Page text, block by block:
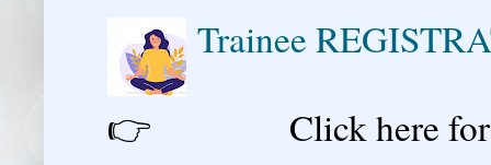
Trainee
👉 Click here for